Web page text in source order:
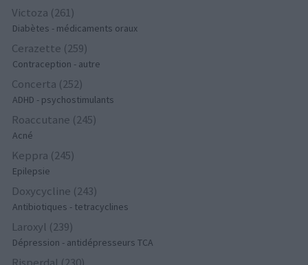
Victoza (261)
Diabètes - médicaments oraux
Cerazette (259)
Contraception - autre
Concerta (252)
ADHD - psychostimulants
Roaccutane (245)
Acné
Keppra (245)
Epilepsie
Doxycycline (243)
Antibiotiques - tetracyclines
Laroxyl (239)
Dépression - antidépresseurs TCA